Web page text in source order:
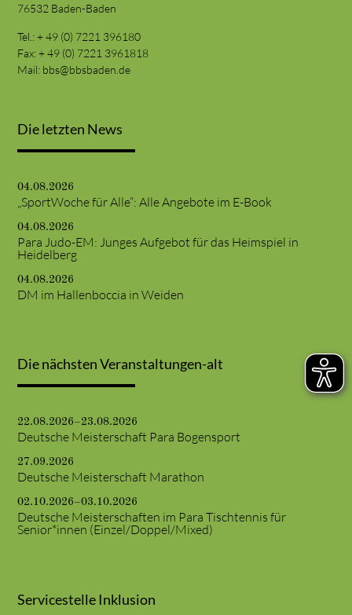
76532 Baden-Baden
Tel.: + 49 (0) 7221 396180
Fax: + 49 (0) 7221 3961818
Mail: bbs@bbsbaden.de
Die letzten News
04.08.2026
„SportWoche für Alle“: Alle Angebote im E-Book
04.08.2026
Para Judo-EM: Junges Aufgebot für das Heimspiel in
Heidelberg
04.08.2026
DM im Hallenboccia in Weiden
Die nächsten Veranstaltungen-alt
22.08.2026–23.08.2026
Deutsche Meisterschaft Para Bogensport
27.09.2026
Deutsche Meisterschaft Marathon
02.10.2026–03.10.2026
Deutsche Meisterschaften im Para Tischtennis für
Senior*innen (Einzel/Doppel/Mixed)
Servicestelle Inklusion